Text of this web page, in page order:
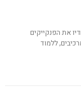
את הפנקייקים
ללמוד